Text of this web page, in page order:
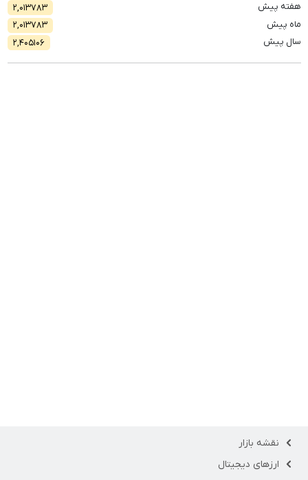
هفته پیش
۲,۰۱۳۷۸۳
ماه پیش
۲,۰۱۳۷۸۳
سال پیش
۲,۴۰۵۱۰۶
نقشه بازار
ارزهای دیجیتال